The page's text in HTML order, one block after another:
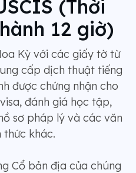
(Thời
12 giờ)
Kỳ với các giấy tờ từ
cấp dịch thuật tiếng
được chứng nhận cho
đánh giá học tập,
sơ pháp lý và các văn
thức khác.
Cổ bản địa của chúng